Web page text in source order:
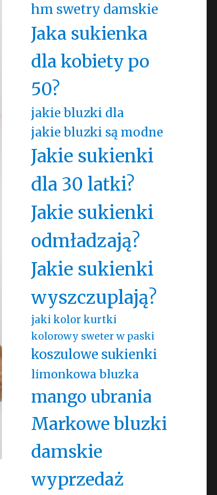
hm swetry damskie
Jaka sukienka
dla kobiety po
50?
jakie bluzki dla
jakie bluzki są modne
Jakie sukienki
dla 30 latki?
Jakie sukienki
odmładzają?
Jakie sukienki
wyszczuplają?
jaki kolor kurtki
kolorowy sweter w paski
koszulowe sukienki
limonkowa bluzka
mango ubrania
Markowe bluzki
damskie
wyprzedaż